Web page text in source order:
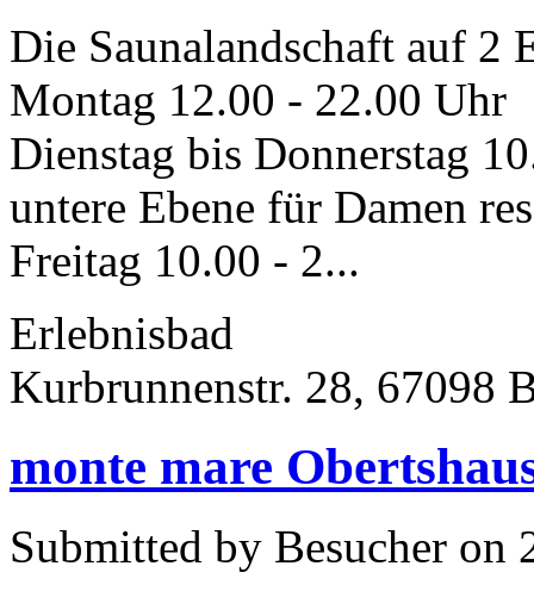
Die Saunalandschaft auf 2
Montag 12.00 - 22.00 Uhr
Dienstag bis Donnerstag
untere Ebene für Damen
Freitag 10.00 - 2...
Erlebnisbad
Kurbrunnenstr. 28, 67098
monte mare
Submitted by Besucher on